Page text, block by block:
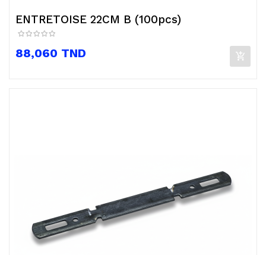
ENTRETOISE 22CM B (100pcs)
Prix
88,060 TND